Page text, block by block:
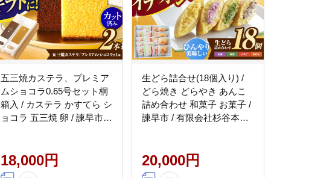
五三焼カステラ、プレミア
ムショコラ0.65号セット桐
箱入 / カステラ かすてら シ
ョコラ 五三焼 卵 / 諫早市 /
18,000円
生どら詰合せ(18個入り) /
どら焼き どらやき あんこ
詰め合わせ 和菓子 お菓子 /
諫早市 / 有限会社杉谷本舗
20,000円